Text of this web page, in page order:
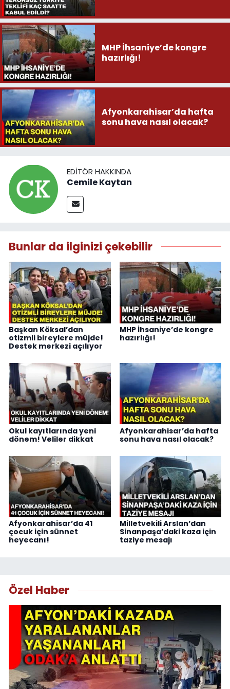
MHP İhsaniye’de kongre
hazırlığı!
Afyonkarahisar’da hafta
sonu hava nasıl olacak?
EDITÖR HAKKINDA
Cemile Kaytan
Bunlar da ilginizi çekebilir
Başkan Köksal’dan
otizmli bireylere müjde!
Destek merkezi açılıyor
MHP İhsaniye’de kongre
hazırlığı!
Okul kayıtlarında yeni
dönem! Veliler dikkat
Afyonkarahisar’da hafta
sonu hava nasıl olacak?
Afyonkarahisar’da 41
çocuk için sünnet
heyecanı!
Milletvekili Arslan’dan
Sinanpaşa’daki kaza için
taziye mesajı
Özel Haber